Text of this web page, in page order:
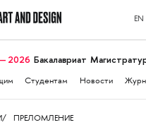
EN
2026 Бакалавриат
Студентам Новости
ПРЕЛОМЛЕНИЕ